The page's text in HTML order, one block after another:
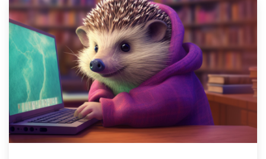
INFURMAZIONE PRATICHE - INFOS PRATIQUES